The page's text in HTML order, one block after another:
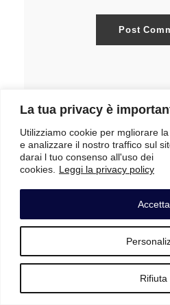
La tua privacy è
Utilizziamo cookie per mgliorare
e analizzare il nostro traffico sul
darai l tuo consenso all'uso dei
cookies.
Leggi la privacy policy
Rifiuta
Accetta
Con profonda gratitudine al
generoso dono dei concept grafici.